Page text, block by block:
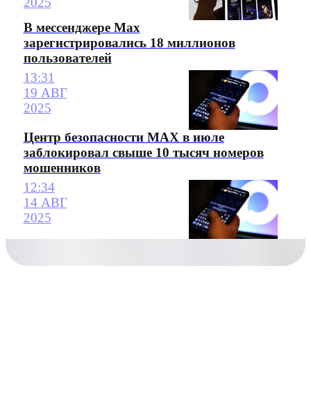
В мессенджере Max
зарегистрировались 18 миллионов
пользователей
13:31
19 АВГ
2025
Центр безопасности MAX в июле
заблокировал свыше 10 тысяч номеров
мошенников
12:34
14 АВГ
2025